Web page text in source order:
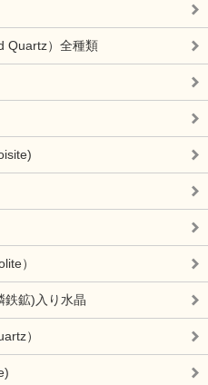
Quartz）全種類
）
鉄鉱)入り水晶
）